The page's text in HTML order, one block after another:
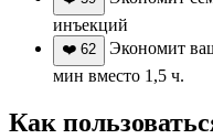
инъекций
❤️ 62
Экономит
мин вместо 1,5 ч.
Как